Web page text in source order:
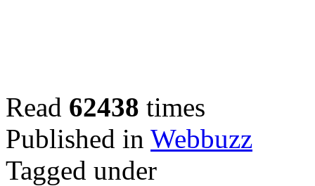
Read 62438 times
Published in Webbuzz
Tagged under